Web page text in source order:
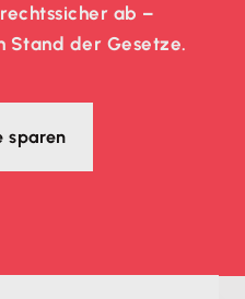
ab –
Stand der Gesetze.
sparen